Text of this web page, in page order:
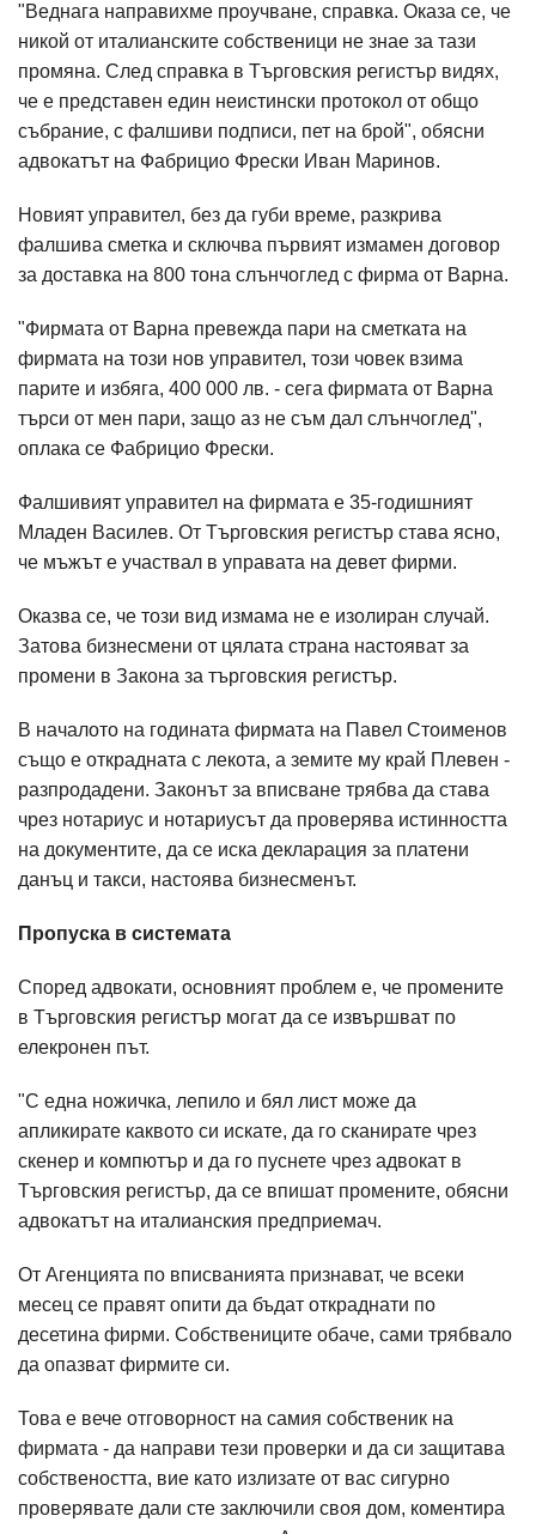
"Веднага направихме проучване, справка. Оказа се, че
никой от италианските собственици не знае за тази
промяна. След справка в Търговския регистър видях,
че е представен един неистински протокол от общо
събрание, с фалшиви подписи, пет на брой", обясни
адвокатът на Фабрицио Фрески Иван Маринов.
Новият управител, без да губи време, разкрива
фалшива сметка и сключва първият измамен договор
за доставка на 800 тона слънчоглед с фирма от Варна.
"Фирмата от Варна превежда пари на сметката на
фирмата на този нов управител, този човек взима
парите и избяга, 400 000 лв. - сега фирмата от Варна
търси от мен пари, защо аз не съм дал слънчоглед",
оплака се Фабрицио Фрески.
Фалшивият управител на фирмата е 35-годишният
Младен Василев. От Търговския регистър става ясно,
че мъжът е участвал в управата на девет фирми.
Оказва се, че този вид измама не е изолиран случай.
Затова бизнесмени от цялата страна настояват за
промени в Закона за търговския регистър.
В началото на годината фирмата на Павел Стоименов
също е открадната с лекота, а земите му край Плевен -
разпродадени. Законът за вписване трябва да става
чрез нотариус и нотариусът да проверява истинността
на документите, да се иска декларация за платени
данъц и такси, настоява бизнесменът.
Пропуска в системата
Според адвокати, основният проблем е, че промените
в Търговския регистър могат да се извършват по
елекронен път.
"С една ножичка, лепило и бял лист може да
апликирате каквото си искате, да го сканирате чрез
скенер и компютър и да го пуснете чрез адвокат в
Търговския регистър, да се впишат промените, обясни
адвокатът на италианския предприемач.
От Агенцията по вписванията признават, че всеки
месец се правят опити да бъдат откраднати по
десетина фирми. Собствениците обаче, сами трябвало
да опазват фирмите си.
Това е вече отговорност на самия собственик на
фирмата - да направи тези проверки и да си защитава
собствеността, вие като излизате от вас сигурно
проверявате дали сте заключили своя дом, коментира